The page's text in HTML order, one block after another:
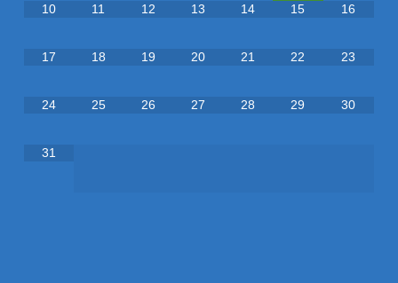
10 11 12 13 14 15 16
17 18 19 20 21 22 23
24 25 26 27 28 29 30
31